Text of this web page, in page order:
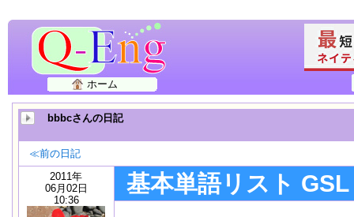
ホーム
bbbcさんの日記
≪前の日記
2011年
06月02日
10:36
基本単語リスト